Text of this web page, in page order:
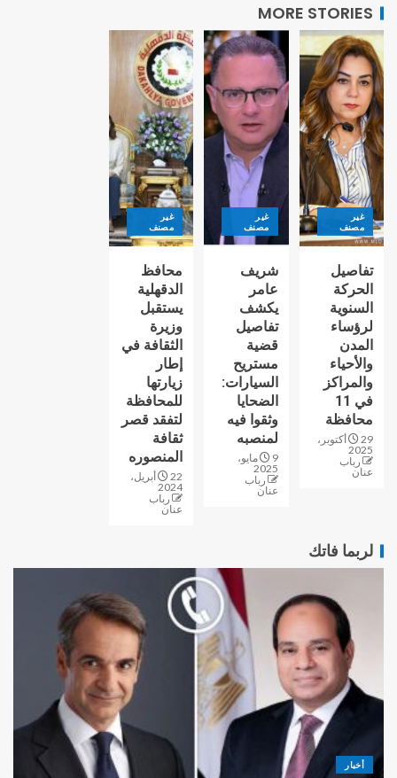
MORE STORIES
غير
مصنف
تفاصيل
الحركة
السنوية
لرؤساء
المدن
والأحياء
والمراكز
في 11
محافظة
29 أكتوبر،
2025
رباب
عنان
غير
مصنف
شريف
عامر
يكشف
تفاصيل
قضية
مستريح
السيارات:
الضحايا
وثقوا فيه
لمنصبه
9 مايو،
2025
رباب
عنان
غير
مصنف
محافظ
الدقهلية
يستقبل
وزيرة
الثقافة في
إطار
زيارتها
للمحافظة
لتفقد قصر
ثقافة
المنصوره
22 أبريل،
2024
رباب
عنان
لربما فاتك
أخبار